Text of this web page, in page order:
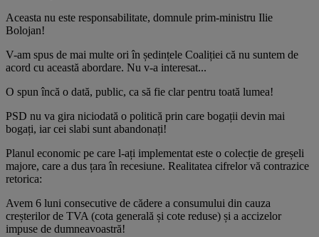
Aceasta nu este responsabilitate, domnule prim-ministru Ilie
Bolojan!
V-am spus de mai multe ori în ședințele Coaliției că nu suntem de
acord cu această abordare. Nu v-a interesat...
O spun încă o dată, public, ca să fie clar pentru toată lumea!
PSD nu va gira niciodată o politică prin care bogații devin mai
bogați, iar cei slabi sunt abandonați!
Planul economic pe care l-ați implementat este o colecție de greșeli
majore, care a dus țara în recesiune. Realitatea cifrelor vă contrazice
retorica:
Avem 6 luni consecutive de cădere a consumului din cauza
creșterilor de TVA (cota generală și cote reduse) și a accizelor
impuse de dumneavoastră!